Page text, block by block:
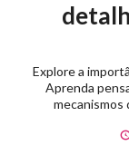
Explore a
Aprenda
mecanismos